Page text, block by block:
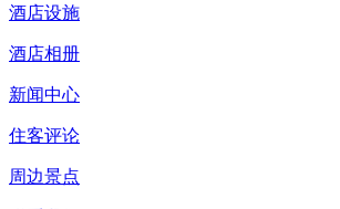
酒店设施
酒店相册
新闻中心
住客评论
周边景点